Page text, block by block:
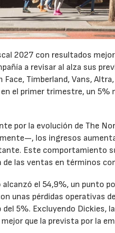
2027 con resultados
a revisar al alza sus
Timberland, Vans,
el primer trimestre, un 5%
por la evolución de The
los ingresos
Este comportamiento
las ventas en términos
el 54,9%, un punto
unas pérdidas operativas
5%. Excluyendo Dickies,
que la prevista por la